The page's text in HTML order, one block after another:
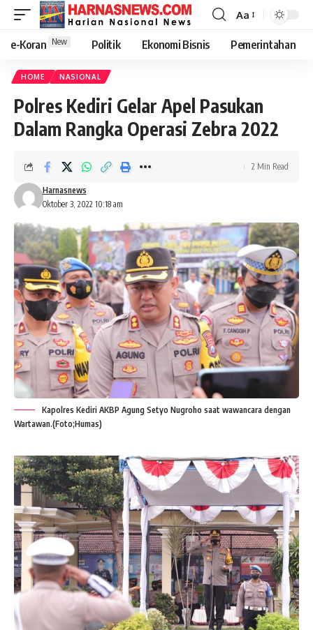
Aa
e-Koran New Politik Ekonomi Bisnis Pemerintahan
HOME NASIONAL
Polres Kediri Gelar Apel Pasukan
Dalam Rangka Operasi Zebra 2022
Oktober 3, 2022 10:18 am
Harnasnews
2 Min Read
Kapolres Kediri AKBP Agung Setyo Nugroho saat wawancara dengan
Wartawan.(Foto;Humas)